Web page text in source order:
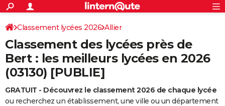
ACTUALITÉS
Politique
Société
Faits Divers
Education
Monde
Villes
+
SPORT
Coupe du monde 2026
Football
Tennis
Cyclisme
Rugby
Forum
Programme TV
TNT
Streaming
Cinéma
Sorties cinéma
Musique
+
FINANCE
Retraite
Impôts
Epargne
Immobilier
Risques naturels par ville
Banque
Assurance
Crédit
AUTO
S'inscrire
Connexion
Classement lycées 2026 Allier
Classement des lycées près de
Bert : les meilleurs lycées en 2026
(03130) [PUBLIE]
GRATUIT - Découvrez le classement 2026 de chaque lycée
ou recherchez un établissement, une ville ou un département